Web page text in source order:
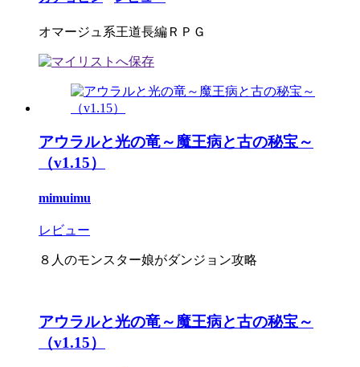
オマージュ系王道長編ＲＰＧ
アウラルと光の竜～魔王病と古の秘宝～
（v1.15）
mimuimu
レビュー
８人のモンスター娘がダンジョン攻略
アウラルと光の竜～魔王病と古の秘宝～
（v1.15）